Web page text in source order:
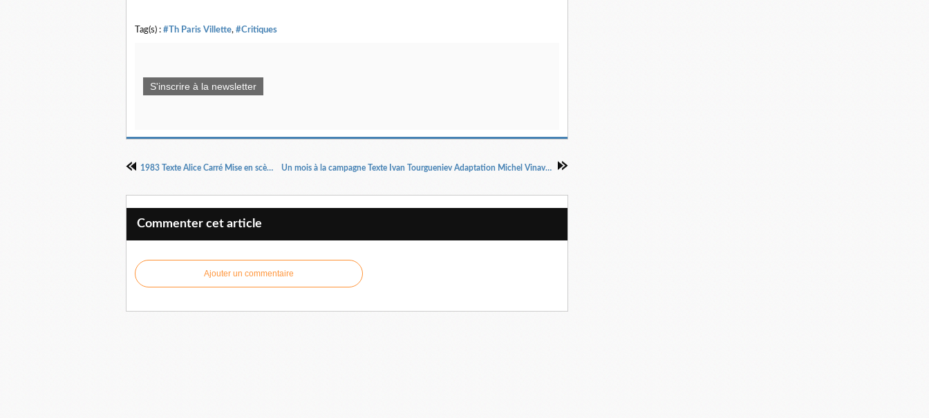
Tag(s) : #Th Paris Villette, #Critiques
S'inscrire à la newsletter
1983 Texte Alice Carré Mise en scène Margaux Eskenazi Un mois à la campagne Texte Ivan Tourgueniev Adaptation Michel Vinaver Mise en scène Clément Hervieu-Léger
Commenter cet article
Ajouter un commentaire